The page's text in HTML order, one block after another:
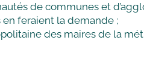
de communes et
feraient la demande ;
des maires de la